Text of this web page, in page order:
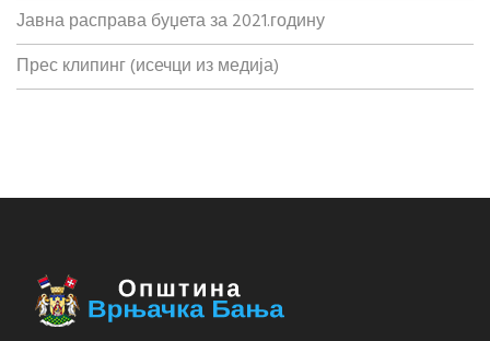
Јавна расправа буџета за 2021.годину
Прес клипинг (исечци из медија)